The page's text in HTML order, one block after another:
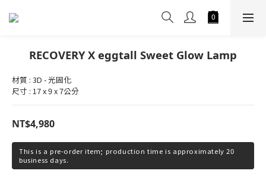
RECOVERY X eggtall Sweet Glow Lamp
材質 : 3D - 光固化
尺寸 : 17 x 9 x 7公分
NT$4,980
This is a pre-order item; production time is approximately 20
business days.